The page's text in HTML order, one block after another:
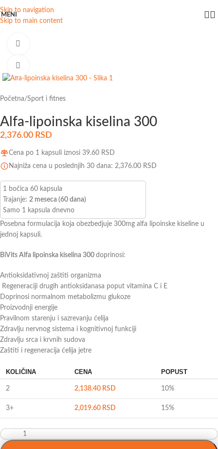
Skip to navigation
Skip to main content
MENI
Početna/Sport i fitnes
Alfa-lipoinska kiselina 300
2,376.00 RSD
Cena po 1 kapsuli iznosi 39.60 RSD
Najniža cena u poslednjih 30 dana: 2,376.00 RSD
1 bočica 60 kapsula
Trajanje: 2 meseca (60 dana)
Samo 1 kapsula dnevno
Posebna formulacija koja obezbedjuje 300mg alfa lipoinske kiseline u
jednoj kapsuli.
BiVits Alfa lipoinska kiselina 300 doprinosi:
Antioksidativnoj zaštiti organizma
Regeneraciji drugih antioksidanasa poput vitamina C i E
Doprinosi normalnom metabolizmu glukoze
Proizvodnji energije
Pravilnom starenju i sazrevanju ćelija
Zdravlju nervnog sistema i kognitivnoj funkciji
Zdravlju srca i krvnih sudova
Zaštiti i regeneracija ćelija jetre
KOLIČINA CENA POPUST
2 2,138.40 RSD 10%
3+ 2,019.60 RSD 15%